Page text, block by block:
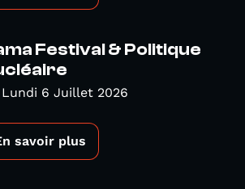
Festival & Politique
Lundi 6 Juillet 2026
savoir plus